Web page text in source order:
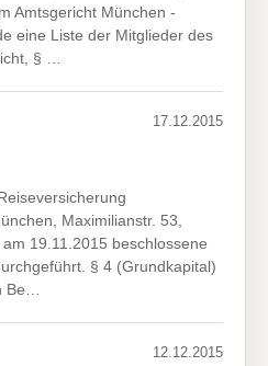
Amtsgericht München -
eine Liste der Mitglieder des
§ …
17.12.2015
Maximilianstr. 53,
19.11.2015 beschlossene
§ 4 (Grundkapital)
Be…
12.12.2015